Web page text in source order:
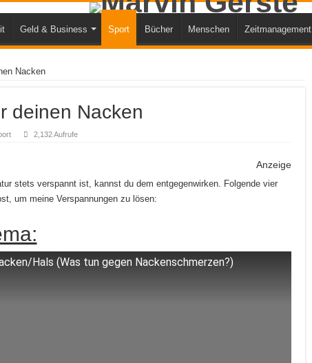
Geld & Business Sport Bücher Menschen Zeitmanagement
Nacken
deinen Nacken
2,132 Aufrufe
Anzeige
stets verspannt ist, kannst du dem entgegenwirken. Folgende vier
um meine Verspannungen zu lösen:
Hals (Was tun gegen Nackenschmerzen?)